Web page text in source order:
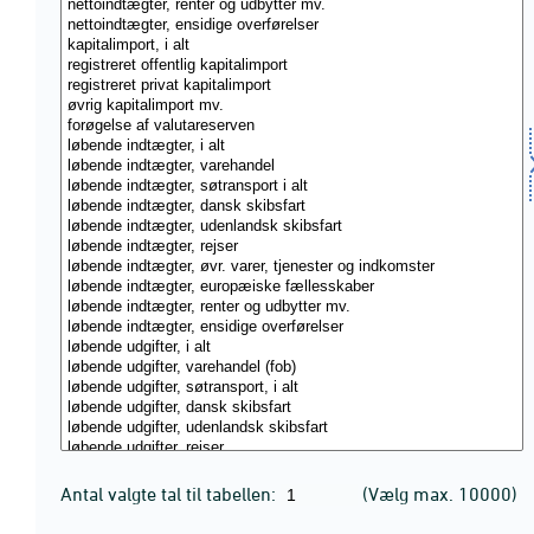
Antal valgte tal til tabellen: (Vælg max. 10000)